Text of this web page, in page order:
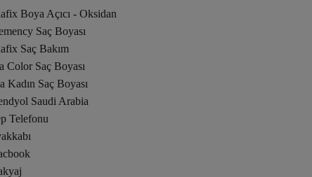
Boya Açıcı - Oksidan
Saç Boyası
Saç Bakım
Color Saç Boyası
Kadın Saç Boyası
Saudi Arabia
Telefonu